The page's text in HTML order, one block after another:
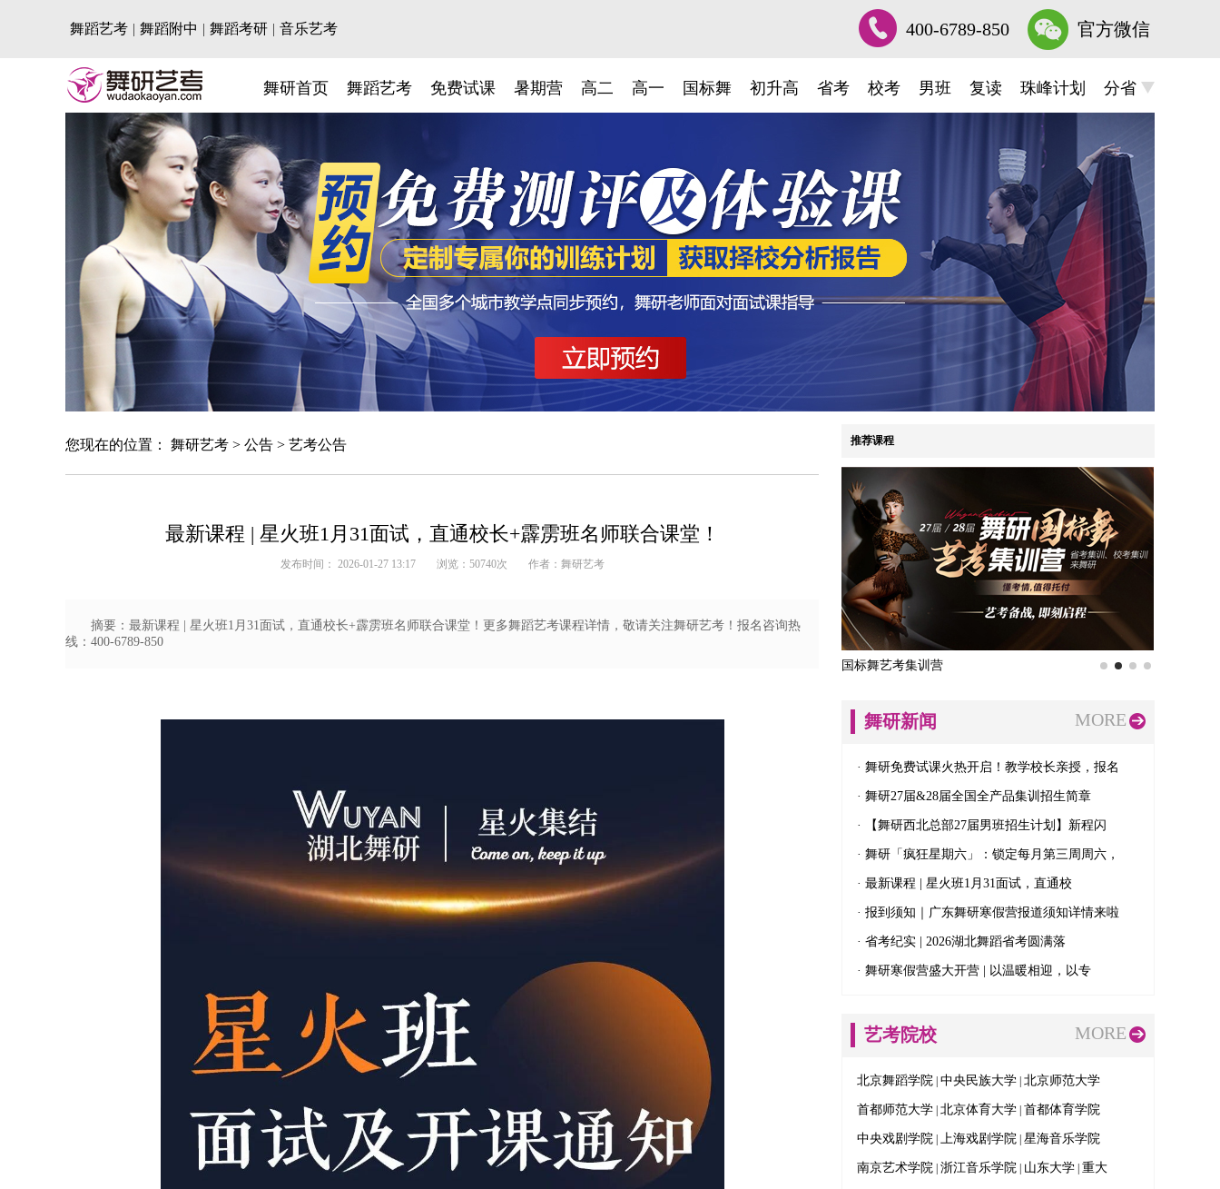
舞蹈艺考 | 舞蹈附中 | 舞蹈考研 | 音乐艺考 400-6789-850 官方微信
舞研首页 舞蹈艺考 免费试课 暑期营 高二 高一 国标舞 初升高 省考 校考 男班 复读 珠峰计划 分省
您现在的位置： 舞研艺考 > 公告 > 艺考公告
最新课程 | 星火班1月31面试，直通校长+霹雳班名师联合课堂！
发布时间： 2026-01-27 13:17 浏览： 50740次 作者：舞研艺考
摘要：最新课程 | 星火班1月31面试，直通校长+霹雳班名师联合课堂！更多舞蹈艺考课程详情，敬请关注舞研艺考！报名咨询热
线：400-6789-850
推荐课程
舞研男班集训营
舞研新闻 MORE
· 舞研免费试课火热开启！教学校长亲授，报名
· 舞研27届&28届全国全产品集训招生简章
· 【舞研西北总部27届男班招生计划】新程闪
· 舞研「疯狂星期六」：锁定每月第三周周六，
· 最新课程 | 星火班1月31面试，直通校
· 报到须知｜广东舞研寒假营报道须知详情来啦
· 省考纪实 | 2026湖北舞蹈省考圆满落
· 舞研寒假营盛大开营 | 以温暖相迎，以专
艺考院校 MORE
北京舞蹈学院 中央民族大学 北京师范大学
首都师范大学 北京体育大学 首都体育学院
中央戏剧学院 上海戏剧学院 星海音乐学院
南京艺术学院 浙江音乐学院 山东大学 重大